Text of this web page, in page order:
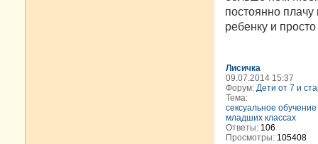
постоянно
ребенку и
Лисичка
09.07.2014 15:37
Форум: Дети от 7 и
Тема:
сексуальное
младших классах
Ответы: 106
Просмотры: 105408